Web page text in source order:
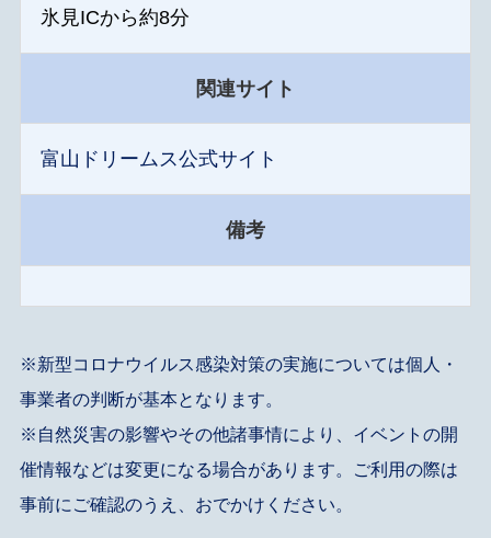
氷見ICから約8分
関連サイト
富山ドリームス公式サイト
備考
※新型コロナウイルス感染対策の実施については個人・
事業者の判断が基本となります。
※自然災害の影響やその他諸事情により、イベントの開
催情報などは変更になる場合があります。ご利用の際は
事前にご確認のうえ、おでかけください。